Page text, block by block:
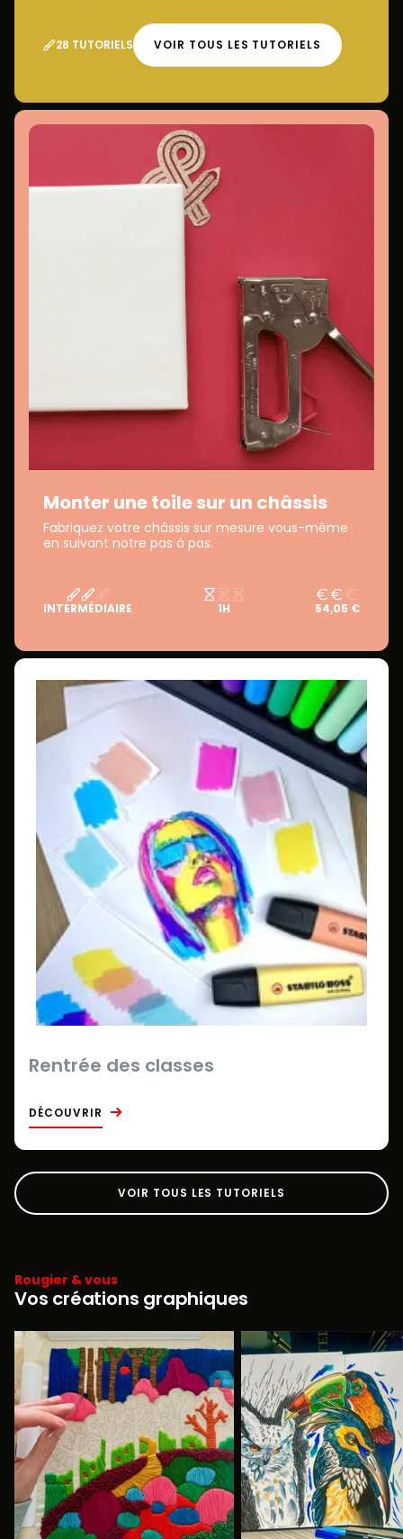
28 TUTORIELS VOIR TOUS LES TUTORIELS
Monter une toile sur un châssis
Fabriquez votre châssis sur mesure vous-même
en suivant notre pas à pas.
INTERMÉDIAIRE 1H 54,05 €
Rentrée des classes
DÉCOUVRIR
VOIR TOUS LES TUTORIELS
Rougier & vous
Vos créations graphiques